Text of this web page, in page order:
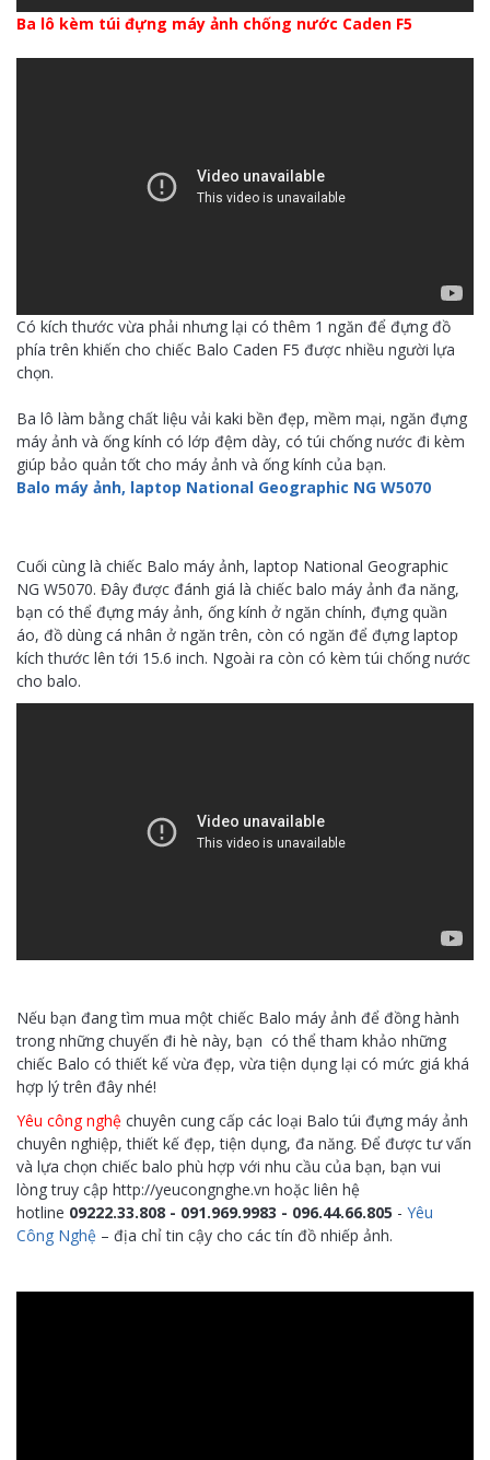
Ba lô kèm túi đựng máy ảnh chống nước Caden F5
Có kích thước vừa phải nhưng lại có thêm 1 ngăn để đựng đồ
phía trên khiến cho chiếc Balo Caden F5 được nhiều người lựa
chọn.
Ba lô làm bằng chất liệu vải kaki bền đẹp, mềm mại, ngăn đựng
máy ảnh và ống kính có lớp đệm dày, có túi chống nước đi kèm
giúp bảo quản tốt cho máy ảnh và ống kính của bạn.
Balo máy ảnh, laptop National Geographic NG W5070
Cuối cùng là chiếc Balo máy ảnh, laptop National Geographic
NG W5070. Đây được đánh giá là chiếc balo máy ảnh đa năng,
bạn có thể đựng máy ảnh, ống kính ở ngăn chính, đựng quần
áo, đồ dùng cá nhân ở ngăn trên, còn có ngăn để đựng laptop
kích thước lên tới 15.6 inch. Ngoài ra còn có kèm túi chống nước
cho balo.
Nếu bạn đang tìm mua một chiếc Balo máy ảnh để đồng hành
trong những chuyến đi hè này, bạn có thể tham khảo những
chiếc Balo có thiết kế vừa đẹp, vừa tiện dụng lại có mức giá khá
hợp lý trên đây nhé!
Yêu công nghệ chuyên cung cấp các loại Balo túi đựng máy ảnh
chuyên nghiệp, thiết kế đẹp, tiện dụng, đa năng. Để được tư vấn
và lựa chọn chiếc balo phù hợp với nhu cầu của bạn, bạn vui
lòng truy cập http://yeucongnghe.vn hoặc liên hệ
hotline 09222.33.808 - 091.969.9983 - 096.44.66.805 - Yêu
Công Nghệ – địa chỉ tin cậy cho các tín đồ nhiếp ảnh.